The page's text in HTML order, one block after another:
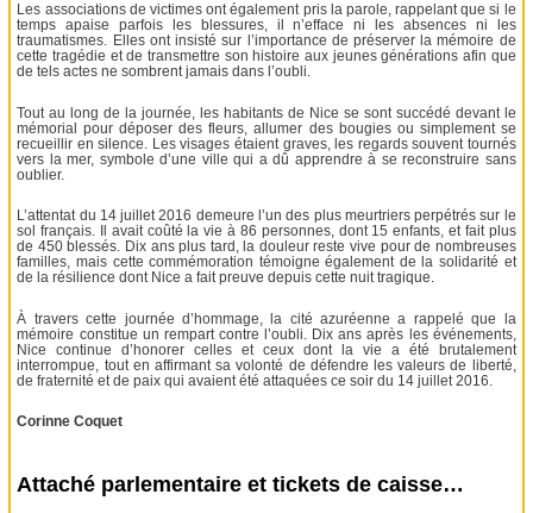
Les associations de victimes ont également pris la parole, rappelant que si le
temps apaise parfois les blessures, il n’efface ni les absences ni les
traumatismes. Elles ont insisté sur l’importance de préserver la mémoire de
cette tragédie et de transmettre son histoire aux jeunes générations afin que
de tels actes ne sombrent jamais dans l’oubli.
Tout au long de la journée, les habitants de Nice se sont succédé devant le
mémorial pour déposer des fleurs, allumer des bougies ou simplement se
recueillir en silence. Les visages étaient graves, les regards souvent tournés
vers la mer, symbole d’une ville qui a dû apprendre à se reconstruire sans
oublier.
L’attentat du 14 juillet 2016 demeure l’un des plus meurtriers perpétrés sur le
sol français. Il avait coûté la vie à 86 personnes, dont 15 enfants, et fait plus
de 450 blessés. Dix ans plus tard, la douleur reste vive pour de nombreuses
familles, mais cette commémoration témoigne également de la solidarité et
de la résilience dont Nice a fait preuve depuis cette nuit tragique.
À travers cette journée d’hommage, la cité azuréenne a rappelé que la
mémoire constitue un rempart contre l’oubli. Dix ans après les événements,
Nice continue d’honorer celles et ceux dont la vie a été brutalement
interrompue, tout en affirmant sa volonté de défendre les valeurs de liberté,
de fraternité et de paix qui avaient été attaquées ce soir du 14 juillet 2016.
Corinne Coquet
Attaché parlementaire et tickets de caisse…